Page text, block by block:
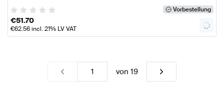
Vorbestellung
€51.70
€62.56incl. 21% LV VAT
von 19